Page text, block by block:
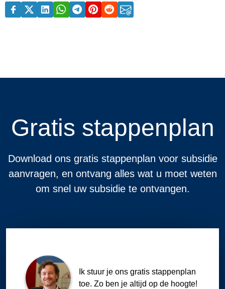
Gratis stappenplan
Download ons gratis stappenplan voor subsidie
aanvragen, en ontvang alles wat u moet weten
om snel uw subsidie te ontvangen.
Ik stuur je ons gratis stappenplan
toe. Zo ben je altijd op de hoogte!